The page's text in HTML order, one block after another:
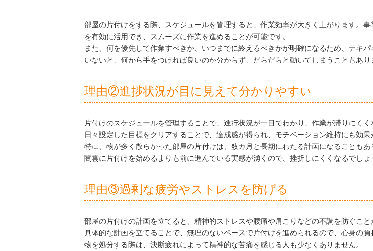
部屋の片付けをする際、スケジュールを管理すると、作業効率が大きく上がります。
を有効に活用でき、スムーズに作業を進めることが可能です。
また、何を優先して作業すべきか、いつまでに終えるべきかが明確になるため、テキ
いないと、何から手をつければ良いのか分からず、だらだらと動いてしまうこともあり
理由②進捗状況が目に見えて分かりやすい
片付けのスケジュールを管理することで、進行状況が一目でわかり、作業が滞りにくく
日々設定した目標をクリアすることで、達成感が得られ、モチベーション維持にも効果
特に、物が多く散らかった部屋の片付けは、数カ月と長期にわたる計画になることも
闇雲に片付けを始めるよりも前に進んでいる実感が湧くので、 挫折しにくくなるでしょ
理由③過剰な疲労やストレスを防げる
部屋の片付けの計画を立てると、精神的ストレスや腰痛や肩こりなどの不調を防ぐこと
具体的な計画を立てることで、無理のないペースで片付けを進められるので、心身の負
物を処分する際は、決断疲れによって精神的な苦痛を感じる人も少なくありません。